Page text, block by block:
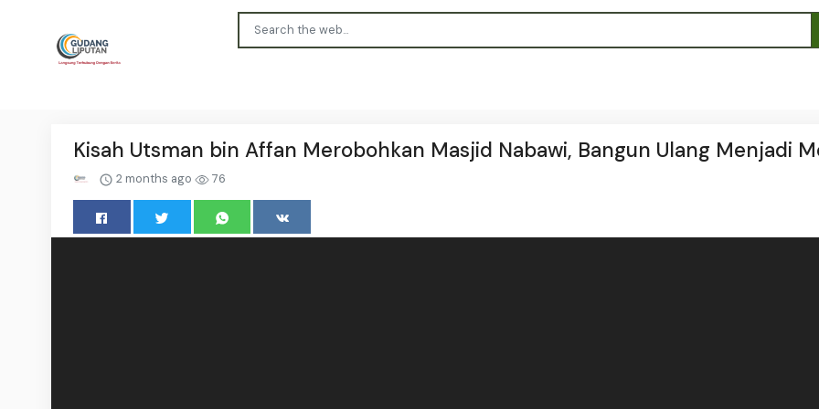
Kisah Utsman bin Affan Merobohkan Masjid Nabawi, Bangun Ulang Menjadi
2 months ago 76